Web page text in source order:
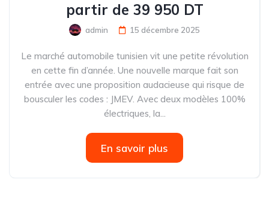
partir de 39 950 DT
admin 15 décembre 2025
Le marché automobile tunisien vit une petite révolution
en cette fin d’année. Une nouvelle marque fait son
entrée avec une proposition audacieuse qui risque de
bousculer les codes : JMEV. Avec deux modèles 100%
électriques, la...
En savoir plus